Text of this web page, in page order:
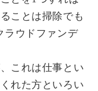
ことは掃除でも
ラウドファンデ
これは仕事とい
れた方といろい